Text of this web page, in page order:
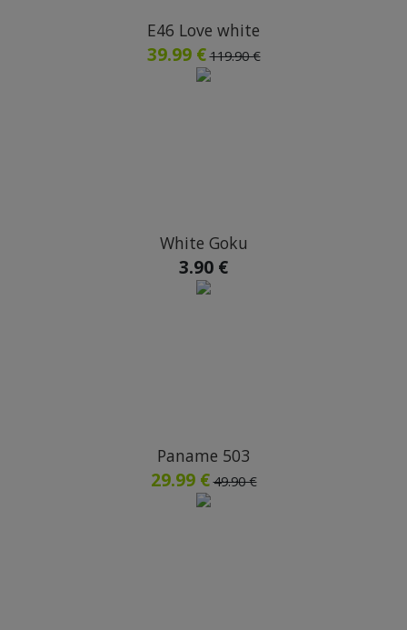
E46 Love white
39.99 € 119.90 €
White Goku
3.90 €
Paname 503
29.99 € 49.90 €